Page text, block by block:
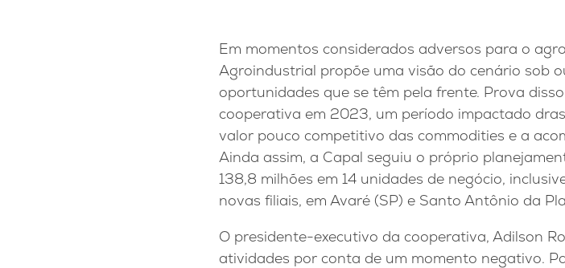
Em momentos considerados adversos para o
Agroindustrial propõe uma visão do cenário sob
oportunidades que se têm pela frente. Prova
cooperativa em 2023, um período impactado
valor pouco competitivo das commodities e a
Ainda assim, a Capal seguiu o próprio
138,8 milhões em 14 unidades de negócio,
novas filiais, em Avaré (SP) e Santo Antônio da
O presidente-executivo da cooperativa, Adilson
atividades por conta de um momento negativo.